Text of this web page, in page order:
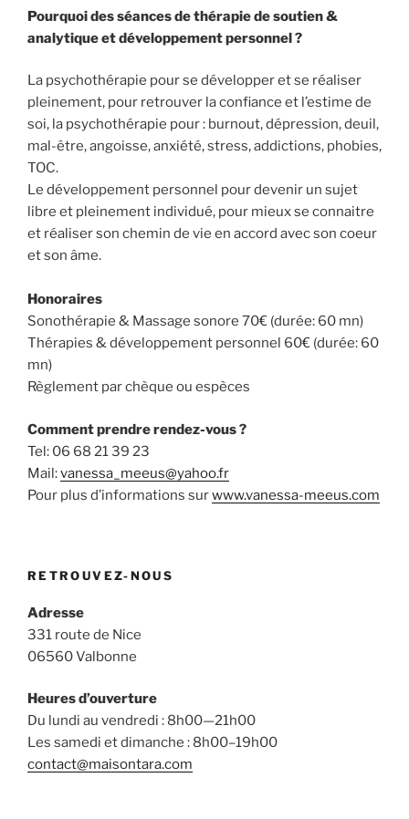
Pourquoi des séances de thérapie de soutien &
analytique et développement personnel ?
La psychothérapie pour se développer et se réaliser
pleinement, pour retrouver la confiance et l’estime de
soi, la psychothérapie pour : burnout, dépression, deuil,
mal-être, angoisse, anxiété, stress, addictions, phobies,
TOC.
Le développement personnel pour devenir un sujet
libre et pleinement individué, pour mieux se connaitre
et réaliser son chemin de vie en accord avec son coeur
et son âme.
Honoraires
Sonothérapie & Massage sonore 70€ (durée: 60 mn)
Thérapies & développement personnel 60€ (durée: 60
mn)
Règlement par chèque ou espèces
Comment prendre rendez-vous ?
Tel: 06 68 21 39 23
Mail:vanessa_meeus@yahoo.fr
Pour plus d’informations surwww.vanessa-meeus.com
RETROUVEZ-NOUS
Adresse
331 route de Nice
06560 Valbonne
Heures d’ouverture
Du lundi au vendredi : 8h00—21h00
Les samedi et dimanche : 8h00–19h00
contact@maisontara.com